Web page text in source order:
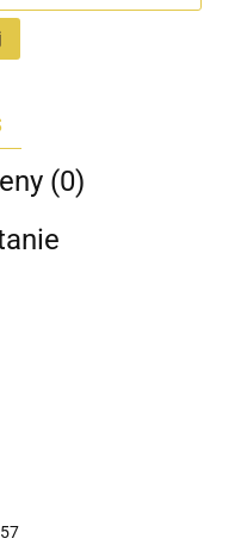
(0)